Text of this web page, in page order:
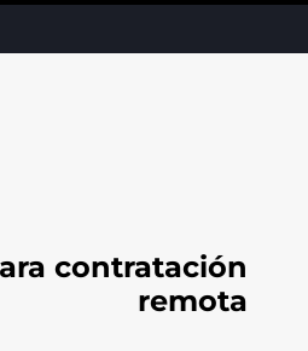
contratación
remota